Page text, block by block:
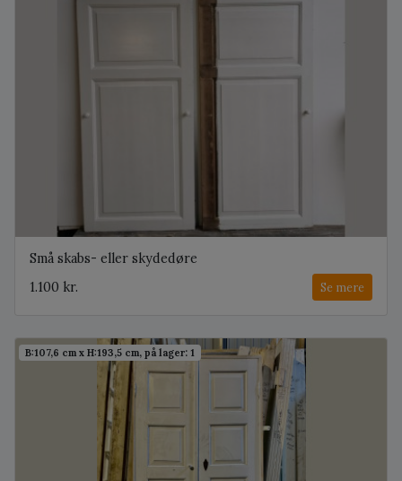
Små skabs- eller skydedøre
1.100 kr.
Se mere
B:107,6 cm x H:193,5 cm, på lager: 1